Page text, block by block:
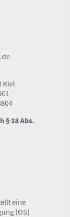
Kiel
§ 18 Abs.
eine
(OS)